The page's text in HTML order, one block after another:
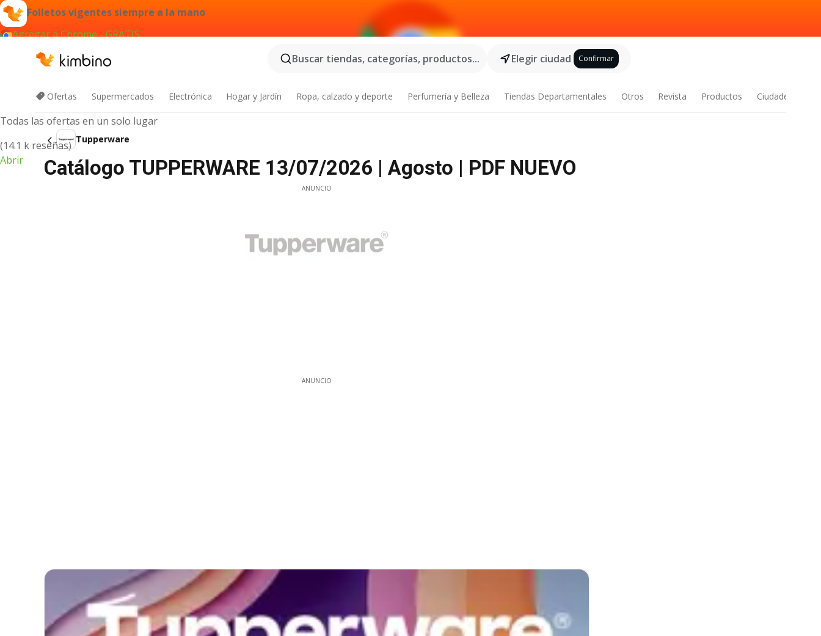
Folletos vigentes siempre a la mano
Agregar a Chrome - GRATIS
App de Kimbino
Todas las ofertas en un solo lugar
(14.1 k reseñas)
Abrir
Buscar tiendas, categorías, productos... Elegir ciudad Confirmar
Ofertas Supermercados Electrónica Hogar y Jardín Ropa, calzado y deporte Perfumería y Belleza Tiendas Departamentales Otros Revista Productos Ciudades
Tupperware
Catálogo TUPPERWARE 13/07/2026 | Agosto | PDF NUEVO
ANUNCIO
ANUNCIO